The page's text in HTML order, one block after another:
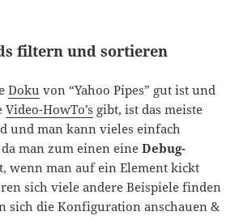
filtern und sortieren
Doku von “Yahoo Pipes” gut ist und
Video-HowTo’s gibt, ist das meiste
und man kann vieles einfach
man zum einen eineDebug-
wenn man auf ein Element kickt
sich viele andere Beispiele finden
sich die Konfiguration anschauen &